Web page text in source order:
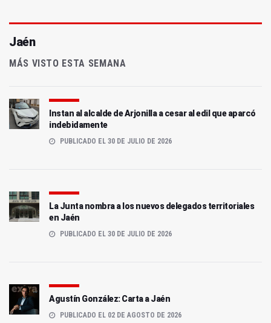
Jaén
MÁS VISTO ESTA SEMANA
Instan al alcalde de Arjonilla a cesar al edil que aparcó
indebidamente
PUBLICADO EL 30 DE JULIO DE 2026
La Junta nombra a los nuevos delegados territoriales
en Jaén
PUBLICADO EL 30 DE JULIO DE 2026
Agustín González: Carta a Jaén
PUBLICADO EL 02 DE AGOSTO DE 2026